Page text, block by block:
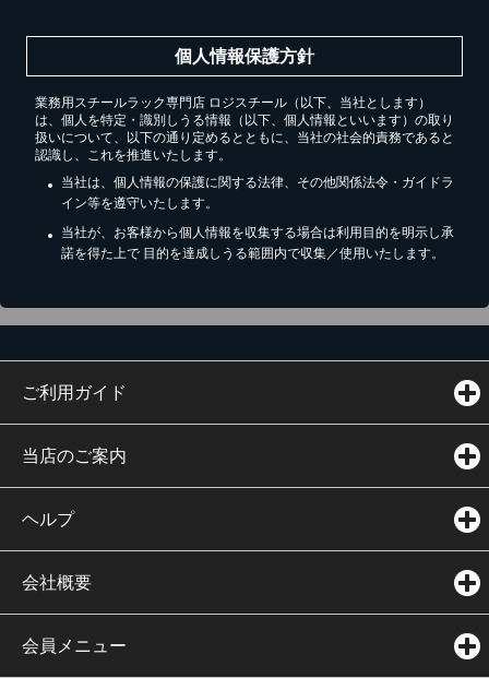
個人情報保護方針
業務用スチールラック専門店 ロジスチール（以下、当社とします）
は、個人を特定・識別しうる情報（以下、個人情報といいます）の取り
扱いについて、以下の通り定めるとともに、当社の社会的責務であると
認識し、これを推進いたします。
当社は、個人情報の保護に関する法律、その他関係法令・ガイドラ
イン等を遵守いたします。
当社が、お客様から個人情報を収集する場合は利用目的を明示し承
諾を得た上で 目的を達成しうる範囲内で収集／使用いたします。
ご利用ガイド
当店のご案内
ヘルプ
会社概要
会員メニュー